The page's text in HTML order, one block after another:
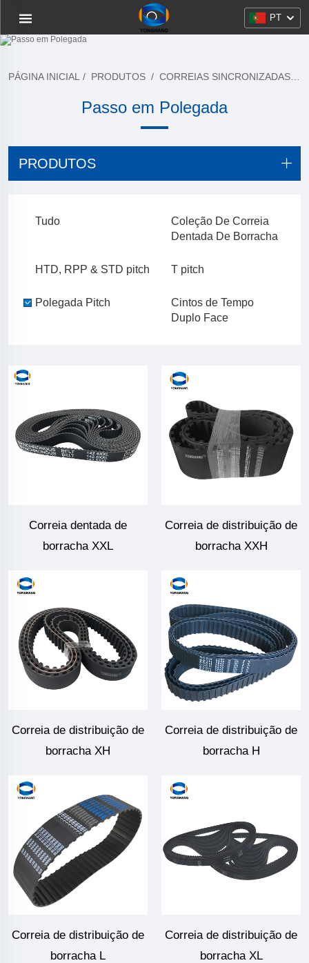
PT
PÁGINA INICIAL / PRODUTOS / CORREIAS SINCRONIZADAS DE BORRACHA
Passo em Polegada
PRODUTOS
Tudo
Coleção De Correia
Dentada De Borracha
HTD, RPP & STD pitch T pitch
Polegada Pitch
Cintos de Tempo
Duplo Face
Correia dentada de
borracha XXL
Correia de distribuição de
borracha XXH
Correia de distribuição de
borracha XH
Correia de distribuição de
borracha H
Correia de distribuição de
borracha L
Correia de distribuição de
borracha XL